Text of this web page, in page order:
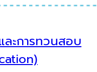
ละการทวนสอบ